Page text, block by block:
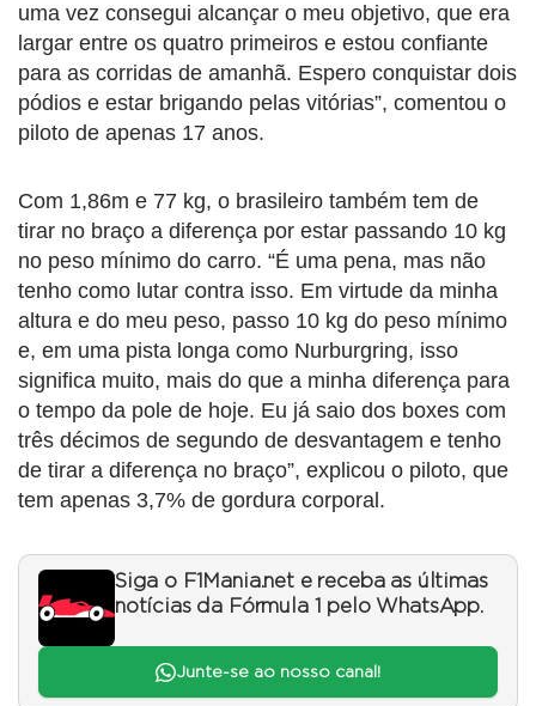
uma vez consegui alcançar o meu objetivo, que era
largar entre os quatro primeiros e estou confiante
para as corridas de amanhã. Espero conquistar dois
pódios e estar brigando pelas vitórias”, comentou o
piloto de apenas 17 anos.
Com 1,86m e 77 kg, o brasileiro também tem de
tirar no braço a diferença por estar passando 10 kg
no peso mínimo do carro. “É uma pena, mas não
tenho como lutar contra isso. Em virtude da minha
altura e do meu peso, passo 10 kg do peso mínimo
e, em uma pista longa como Nurburgring, isso
significa muito, mais do que a minha diferença para
o tempo da pole de hoje. Eu já saio dos boxes com
três décimos de segundo de desvantagem e tenho
de tirar a diferença no braço”, explicou o piloto, que
tem apenas 3,7% de gordura corporal.
Siga o F1Mania.net e receba as últimas
notícias da Fórmula 1 pelo WhatsApp.
Junte-se ao nosso canal!